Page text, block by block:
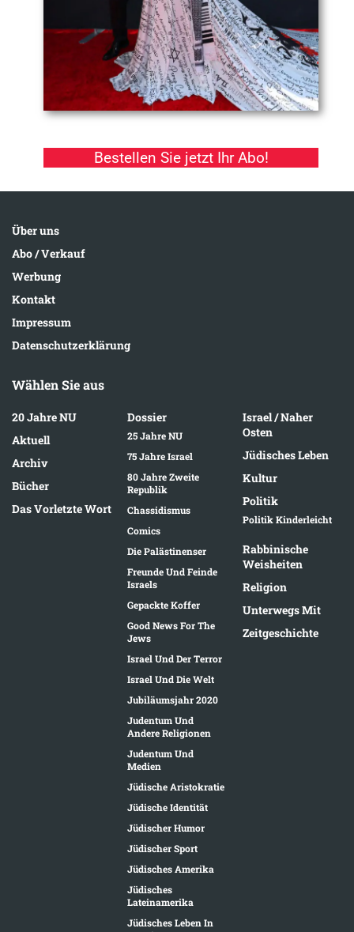
Bestellen Sie jetzt Ihr Abo!
Über uns
Abo / Verkauf
Werbung
Kontakt
Impressum
Datenschutzerklärung
Wählen Sie aus
20 Jahre NU
Aktuell
Archiv
Bücher
Das Vorletzte Wort
Dossier
25 Jahre NU
75 Jahre Israel
80 Jahre Zweite
Republik
Chassidismus
Comics
Die Palästinenser
Freunde Und Feinde
Israels
Gepackte Koffer
Good News For The
Jews
Israel Und Der Terror
Israel Und Die Welt
Jubiläumsjahr 2020
Judentum Und
Andere Religionen
Judentum Und
Medien
Jüdische Aristokratie
Jüdische Identität
Jüdischer Humor
Jüdischer Sport
Jüdisches Amerika
Jüdisches
Lateinamerika
Jüdisches Leben In
Israel / Naher
Osten
Jüdisches Leben
Kultur
Politik
Politik Kinderleicht
Rabbinische
Weisheiten
Religion
Unterwegs Mit
Zeitgeschichte